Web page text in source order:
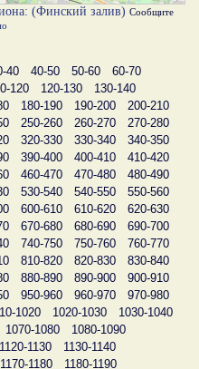
(Финский залив) Сообщите
40 40-50 50-60
60-70
120 120-130
130-140
180-190 190-200
200-210
250-260 260-270
270-280
320-330 330-340
340-350
390-400 400-410
410-420
460-470 470-480
480-490
530-540 540-550
550-560
600-610 610-620
620-630
670-680 680-690
690-700
740-750 750-760
760-770
810-820 820-830
830-840
880-890 890-900
900-910
950-960 960-970
970-980
1020 1020-1030
1030-1040
1070-1080
1080-1090
1120-1130
1130-1140
1170-1180
1180-1190